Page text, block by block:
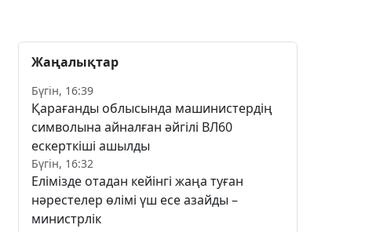
Жаңалықтар
Бүгін, 16:39
Қарағанды облысында машинистердің
символына айналған әйгілі ВЛ60
ескерткіші ашылды
Бүгін, 16:32
Елімізде отадан кейінгі жаңа туған
нәрестелер өлімі үш есе азайды –
министрлік